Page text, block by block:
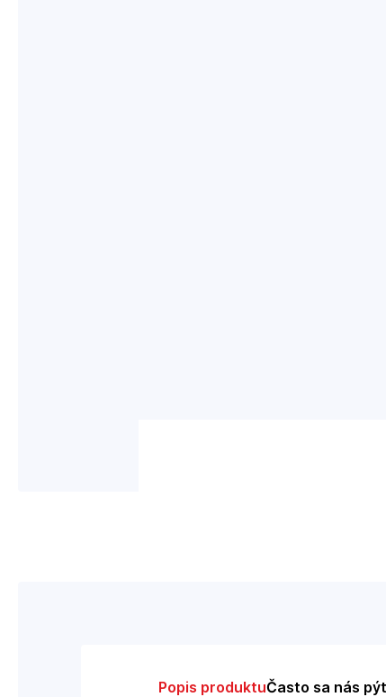
Popis produktuČasto sa nás